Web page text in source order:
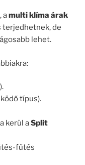
amulti klíma árak
terjedhetnek, de
lehet.
típus).
kerül aSplit
fűtés